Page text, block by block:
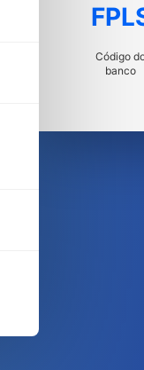
Código
banco